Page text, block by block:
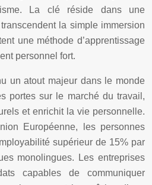
La clé réside dans une
la simple immersion
une méthode d’apprentissage
personnel fort.
un atout majeur dans le monde
portes sur le marché du travail,
et enrichit la vie personnelle.
Européenne, les personnes
supérieur de 15% par
monolingues. Les entreprises
capables de communiquer